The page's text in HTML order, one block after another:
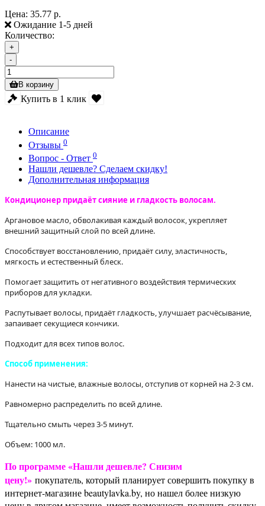
Цена: 35.77 р.
Ожидание 1-5 дней
Количество:
+
-
В корзину
Купить в 1 клик
Описание
Отзывы 0
Вопрос - Ответ 0
Нашли дешевле? Сделаем скидку!
Дополнительная информация
Кондиционер придаёт сияние и гладкость волосам.
Аргановое масло, обволакивая каждый волосок, укрепляет
внешний защитный слой по всей длине.
Способствует восстановлению, придаёт силу, эластичность,
мягкость и естественный блеск.
Помогает защитить от негативного воздействия термических
приборов для укладки.
Распутывает волосы, придаёт гладкость, улучшает расчёсывание,
запаивает секущиеся кончики.
Подходит для всех типов волос.
Способ применения:
Нанести на чистые, влажные волосы, отступив от корней на 2-3 см.
Равномерно распределить по всей длине.
Тщательно смыть через 3-5 минут.
Объем: 1000 мл.
По программе «Нашли дешевле? Снизим
цену!» покупатель, который планирует совершить покупку в
интернет-магазине beautylavka.by, но нашел более низкую